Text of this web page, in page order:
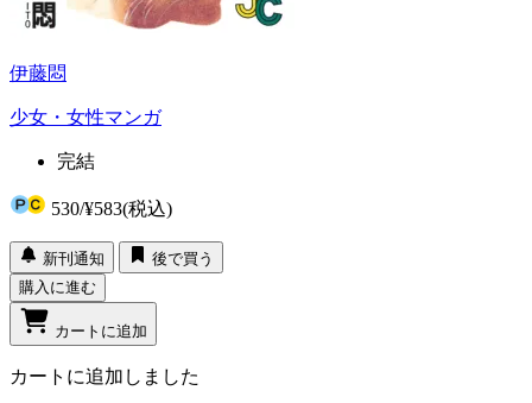
伊藤悶
少女・女性マンガ
完結
530/¥583(税込)
新刊通知
後で買う
購入に進む
カートに追加
カートに追加しました